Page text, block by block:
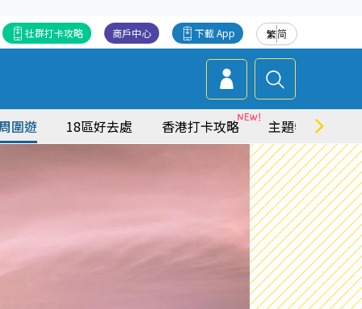
繁简
下載 App
商戶中心
社群打卡攻略
圍遊 18區好去處 香港打卡攻略 主題特集